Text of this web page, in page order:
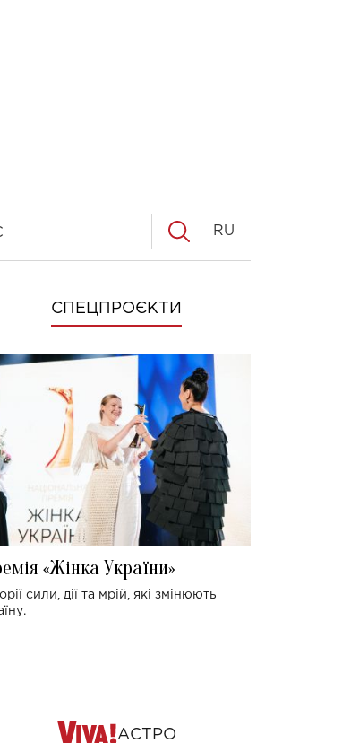
RU
СПЕЦПРОЄКТИ
«Жінка України»
сили, дії та мрій, які змінюють
АСТРО